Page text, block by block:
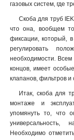
газовых систем, где
Скоба для труб
что она, вообщем
фиксации, который, в
регулировать
необходимости. Всем
концов, имеет
клапанов, фильтров и
Итак, скоба для
монтаже и
упомянуть то, что
универсальность,
Необходимо